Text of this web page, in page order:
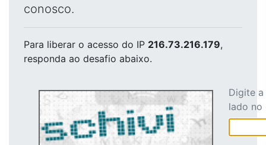
conosco.
Para liberar o acesso do IP 216.73.216.179,
responda ao desafio abaixo.
Digite
lado no